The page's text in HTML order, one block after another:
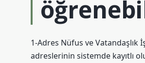
1-Adres Nüfus ve
adreslerinin sistemde kayıtlı